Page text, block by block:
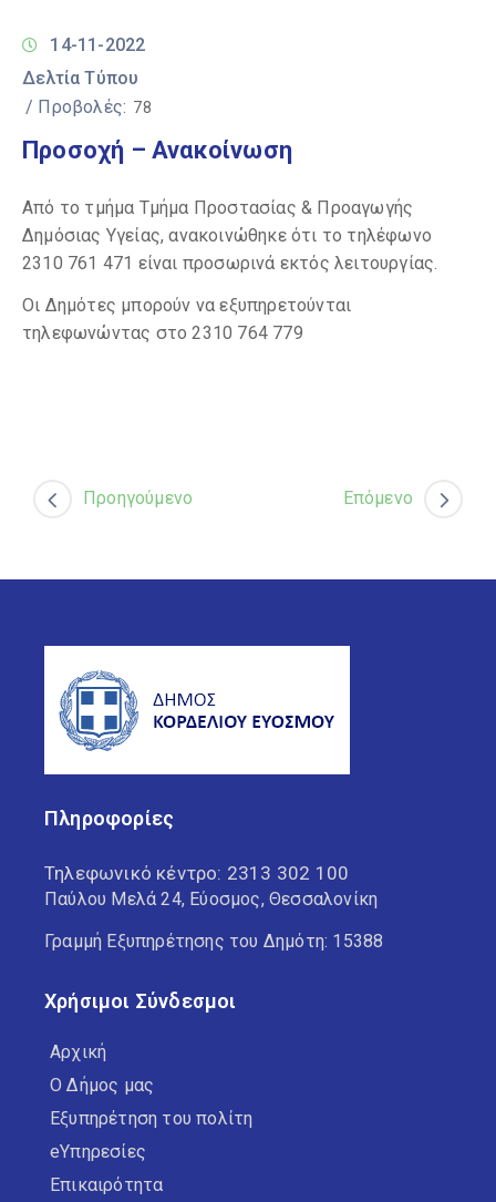
14-11-2022
Δελτία Τύπου
/ Προβολές: 78
Προσοχή – Ανακοίνωση
Από το τμήμα Τμήμα Προστασίας & Προαγωγής
Δημόσιας Υγείας, ανακοινώθηκε ότι το τηλέφωνο
2310 761 471 είναι προσωρινά εκτός λειτουργίας.
Οι Δημότες μπορούν να εξυπηρετούνται
τηλεφωνώντας στο 2310 764 779
Προηγούμενο Επόμενο
Πληροφορίες
Τηλεφωνικό κέντρο: 2313 302 100
Παύλου Μελά 24, Εύοσμος, Θεσσαλονίκη
Γραμμή Εξυπηρέτησης του Δημότη: 15388
Χρήσιμοι Σύνδεσμοι
Αρχική
Ο Δήμος μας
Εξυπηρέτηση του πολίτη
eΥπηρεσίες
Επικαιρότητα